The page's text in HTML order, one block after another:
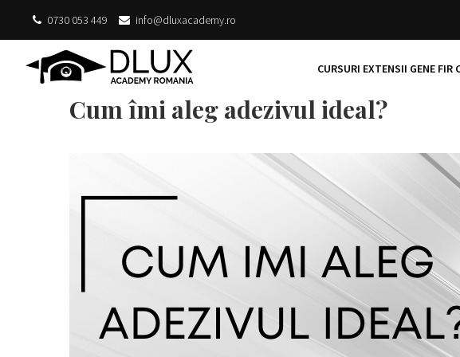
0730 053 449 info@dluxacademy.ro
CURSURI EXTENSII GENE FIR
Cum îmi aleg adezivul ideal?